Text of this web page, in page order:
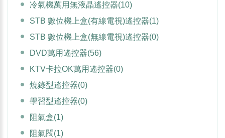
冷氣機萬用無液晶遙控器(10)
STB 數位機上盒(有線電視)遙控器(1)
STB 數位機上盒(無線電視)遙控器(0)
DVD萬用遙控器(56)
KTV卡拉OK萬用遙控器(0)
燒錄型遙控器(0)
學習型遙控器(0)
阻氣盒(1)
阻氣閥(1)